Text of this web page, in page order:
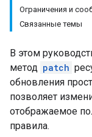
Ограничения и
Связанные темы
В этом
метод patch
обновления
позволяет
отображаемое
правила.